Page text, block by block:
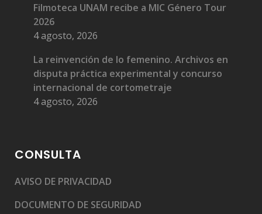
Filmoteca UNAM recibe a MIC Género Tour
2026
4 agosto, 2026
La reinvención de lo femenino. Archivos en
disputa práctica experimental y concurso
internacional de cortometraje
4 agosto, 2026
CONSULTA
AVISO DE PRIVACIDAD
DOCUMENTO DE SEGURIDAD